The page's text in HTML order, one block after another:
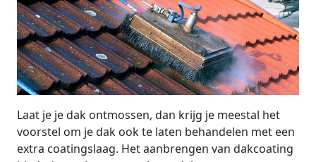
Laat je je dak ontmossen, dan krijg je meestal het
voorstel om je dak ook te laten behandelen met een
extra coatingslaag. Het aanbrengen van dakcoating